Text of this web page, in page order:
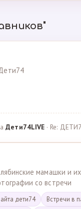
Дeти74LIVE · Re: ДЕТИ74
мамашки и
со встречи
дети74
Встречи в